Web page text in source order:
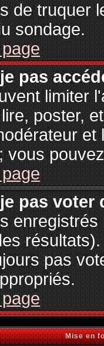
de truquer
sondage.
pas
limiter
poster,
vous
pas voter
pas
Mise en